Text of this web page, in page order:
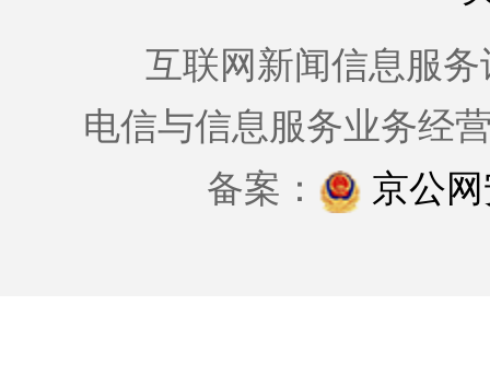
互联网新闻信息服务
电信与信息服务业务经
备案：
京公网